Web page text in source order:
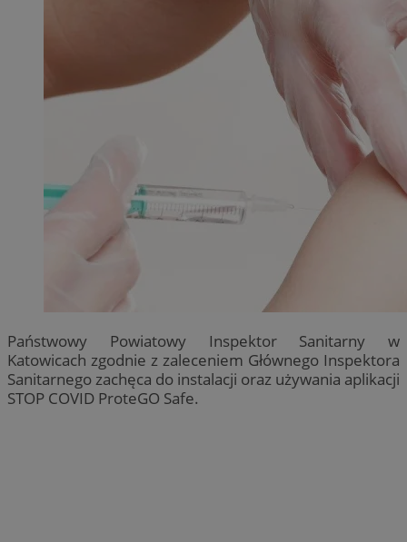
Państwowy Powiatowy Inspektor Sanitarny w
Katowicach zgodnie z zaleceniem Głównego Inspektora
Sanitarnego zachęca do instalacji oraz używania aplikacji
STOP COVID ProteGO Safe.